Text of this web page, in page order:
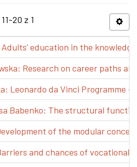
20 z 1
education in the
Research on career paths
Leonardo da Vinci Programme
Babenko: The structural
of the modular
and chances of vocational